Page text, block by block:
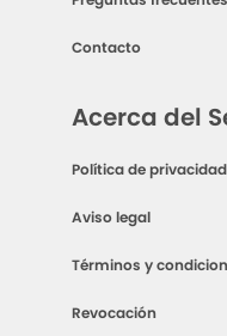
Contacto
Acerca del
Política de privacidad
Aviso legal
Términos y
Revocación